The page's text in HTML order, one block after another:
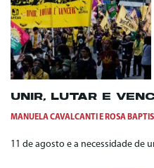
UNIR, LUTAR E
MANUELA CAVALCANTI E ROSA
11 de agosto e a necessidade de